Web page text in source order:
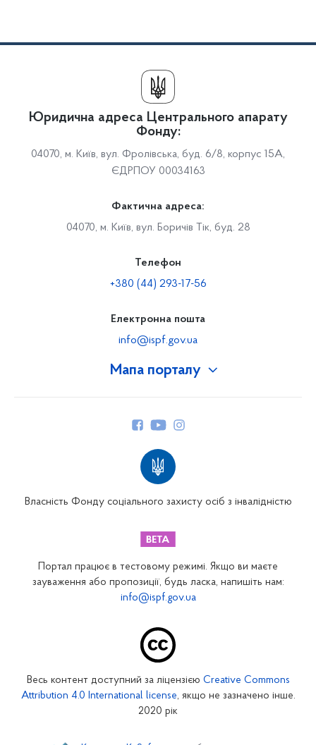
Мапа порталу
Закарпатське відділення
Запорізьке відділення
Кіровоградське відділення
Юридична адреса Центрального апарату
Фонду:
04070, м. Київ, вул. Фролівська, буд. 6/8, корпус 15А,
ЄДРПОУ 00034163
Фактична адреса:
04070, м. Київ, вул. Боричів Тік, буд. 28
Телефон
+380 (44) 293-17-56
Електронна пошта
info@ispf.gov.ua
Власність Фонду соціального захисту осіб з інвалідністю
Портал працює в тестовому режимі. Якщо ви маєте
зауваження або пропозиції, будь ласка, напишіть нам:
info@ispf.gov.ua
Весь контент доступний за ліцензією Creative Commons
Attribution 4.0 International license, якщо не зазначено інше.
2020 рік